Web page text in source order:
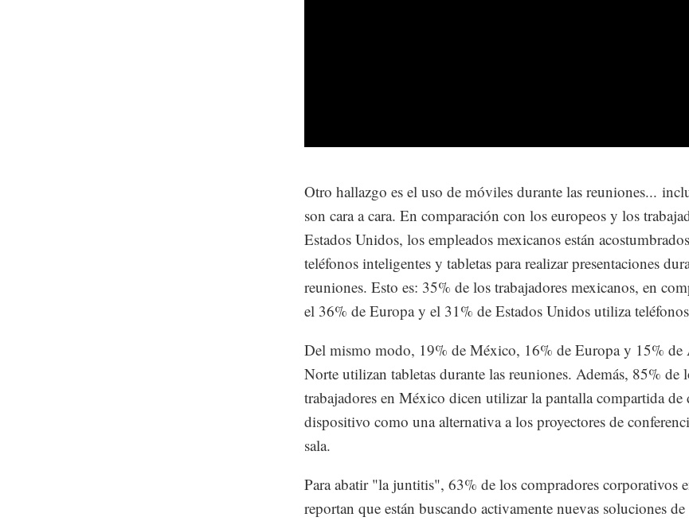
Otro hallazgo es el uso de móviles durante las reuniones...
son cara a cara. En comparación con los europeos y los
Estados Unidos, los empleados mexicanos están
teléfonos inteligentes y tabletas para realizar presentaciones
reuniones. Esto es: 35% de los trabajadores mexicanos, en
el 36% de Europa y el 31% de Estados Unidos utiliza
Del mismo modo, 19% de México, 16% de Europa y 15% de
Norte utilizan tabletas durante las reuniones. Además, 85% de
trabajadores en México dicen utilizar la pantalla compartida de
dispositivo como una alternativa a los proyectores de
sala.
Para abatir "la juntitis", 63% de los compradores corporativos
reportan que están buscando activamente nuevas soluciones de